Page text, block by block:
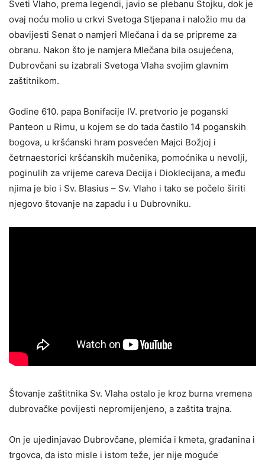
Sveti Vlaho, prema legendi, javio se plebanu Stojku, dok je
ovaj noću molio u crkvi Svetoga Stjepana i naložio mu da
obavijesti Senat o namjeri Mlečana i da se pripreme za
obranu. Nakon što je namjera Mlečana bila osujećena,
Dubrovčani su izabrali Svetoga Vlaha svojim glavnim
zaštitnikom.
Godine 610. papa Bonifacije IV. pretvorio je poganski
Panteon u Rimu, u kojem se do tada častilo 14 poganskih
bogova, u kršćanski hram posvećen Majci Božjoj i
četrnaestorici kršćanskih mučenika, pomoćnika u nevolji,
poginulih za vrijeme careva Decija i Dioklecijana, a među
njima je bio i Sv. Blasius – Sv. Vlaho i tako se počelo širiti
njegovo štovanje na zapadu i u Dubrovniku.
Štovanje zaštitnika Sv. Vlaha ostalo je kroz burna vremena
dubrovačke povijesti nepromijenjeno, a zaštita trajna.
On je ujedinjavao Dubrovčane, plemića i kmeta, građanina i
trgovca, da isto misle i istom teže, jer nije moguće